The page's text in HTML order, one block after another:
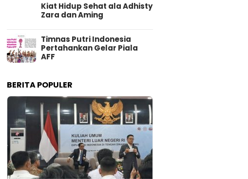
Kiat Hidup Sehat ala Adhisty
Zara dan Aming
Timnas Putri Indonesia
Pertahankan Gelar Piala
AFF
BERITA POPULER